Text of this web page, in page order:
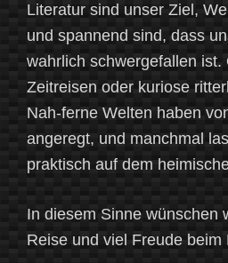
Literatur sind unser Ziel,
und spannend sind, dass
wahrlich schwergefallen ist.
Zeitreisen oder kuriose
Nah-ferne Welten haben
angeregt, und manchmal
praktisch auf dem
In diesem Sinne wünschen
Reise und viel Freude beim